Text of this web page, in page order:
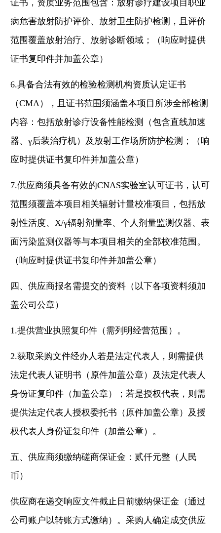
证书，资质业务范围包含：放射诊疗建设项目职业
病危害放射防护评价、放射卫生防护检测，且评价
范围覆盖放射治疗、放射诊断领域；（响应时提供
证书复印件并加盖公章）
6.具备合法有效的检验检测机构资质认定证书
（CMA），且证书范围须涵盖本项目所涉全部检测
内容：包括放射诊疗设备性能检测（包含直线加速
器、γ后装治疗机）及放射工作场所防护检测；（响
应时提供证书复印件并加盖公章）
7.供应商须具备有效的CNAS实验室认可证书，认可
范围须覆盖本项目相关辐射计量校准项目，包括放
射性活度、X/γ辐射剂量率、个人剂量监测仪器、表
面污染监测仪器等与本项目相关的全部校准范围。
（响应时提供证书复印件并加盖公章）
四、供应商报名需提交的资料（以下各项资料须加
盖公司公章）
1.提供营业执照复印件（需列明经营范围）。
2.获取采购文件经办人若是法定代表人，则需提供
法定代表人证明书（原件加盖公章）及法定代表人
身份证复印件（加盖公章）；若是授权代表，则需
提供法定代表人授权委托书（原件加盖公章）及授
权代表人身份证复印件（加盖公章）。
五、供应商须缴纳磋商保证金：贰仟元整（人民
币）
供应商在递交响应文件截止日前缴纳保证金（通过
公司账户以转账方式缴纳）。采购人确定成交供应